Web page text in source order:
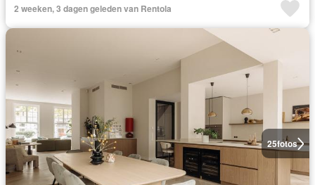
2 weeken, 3 dagen geleden van Rentola
25fotos